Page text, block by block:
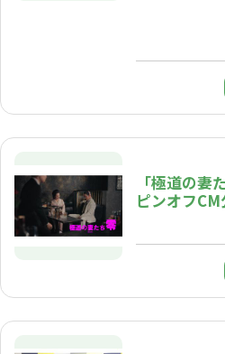
「極道の妻
ピンオフ